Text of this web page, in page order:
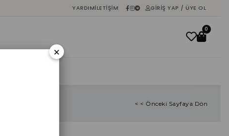
YARDIMİLETIŞIM GIRIŞ YAP / ÜYE OL
0
< < Önceki Sayfaya Dön
×